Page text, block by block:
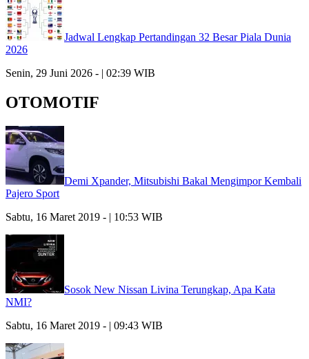
Jadwal Lengkap Pertandingan 32 Besar Piala Dunia
2026
Senin, 29 Juni 2026 - | 02:39 WIB
OTOMOTIF
Demi Xpander, Mitsubishi Bakal Mengimpor Kembali
Pajero Sport
Sabtu, 16 Maret 2019 - | 10:53 WIB
Sosok New Nissan Livina Terungkap, Apa Kata
NMI?
Sabtu, 16 Maret 2019 - | 09:43 WIB